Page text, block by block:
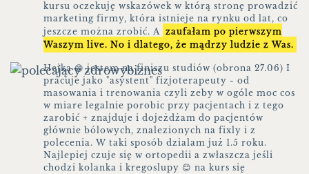
kursu oczekuję wskazówek w którą stronę prowadzić
marketing firmy, która istnieje na rynku od lat, co
jeszcze można zrobić. A zaufałam po pierwszym
Waszym live. No i dlatego, że mądrzy ludzie z Was.
Hejka 😁 jestem na finiszu studiów (obrona 27.06) I
pracuje jako "asystent" fizjoterapeuty - od
masowania i trenowania czyli zeby w ogóle moc cos
w miare legalnie porobic przy pacjentach i z tego
zarobić + znajduje i dojeżdżam do pacjentów
głównie bólowych, znalezionych na fixly i z
polecenia. W taki sposób dzialam już 1.5 roku.
Najlepiej czuje się w ortopedii a zwłaszcza jeśli
chodzi kolanka i kregoslupy 😊 na kurs się